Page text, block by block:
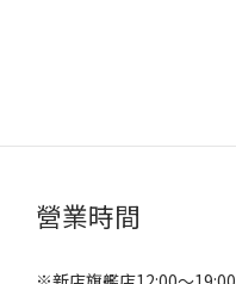
營業時間